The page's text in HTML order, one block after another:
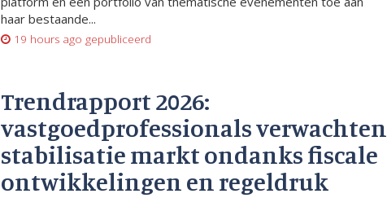
haar bestaande...
19 hours ago gepubliceerd
Trendrapport 2026:
vastgoedprofessionals verwachten
stabilisatie markt ondanks fiscale
ontwikkelingen en regeldruk